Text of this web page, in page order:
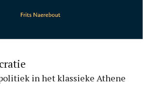
in het klassieke Athene